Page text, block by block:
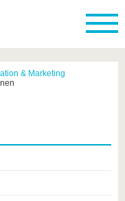
& Marketing